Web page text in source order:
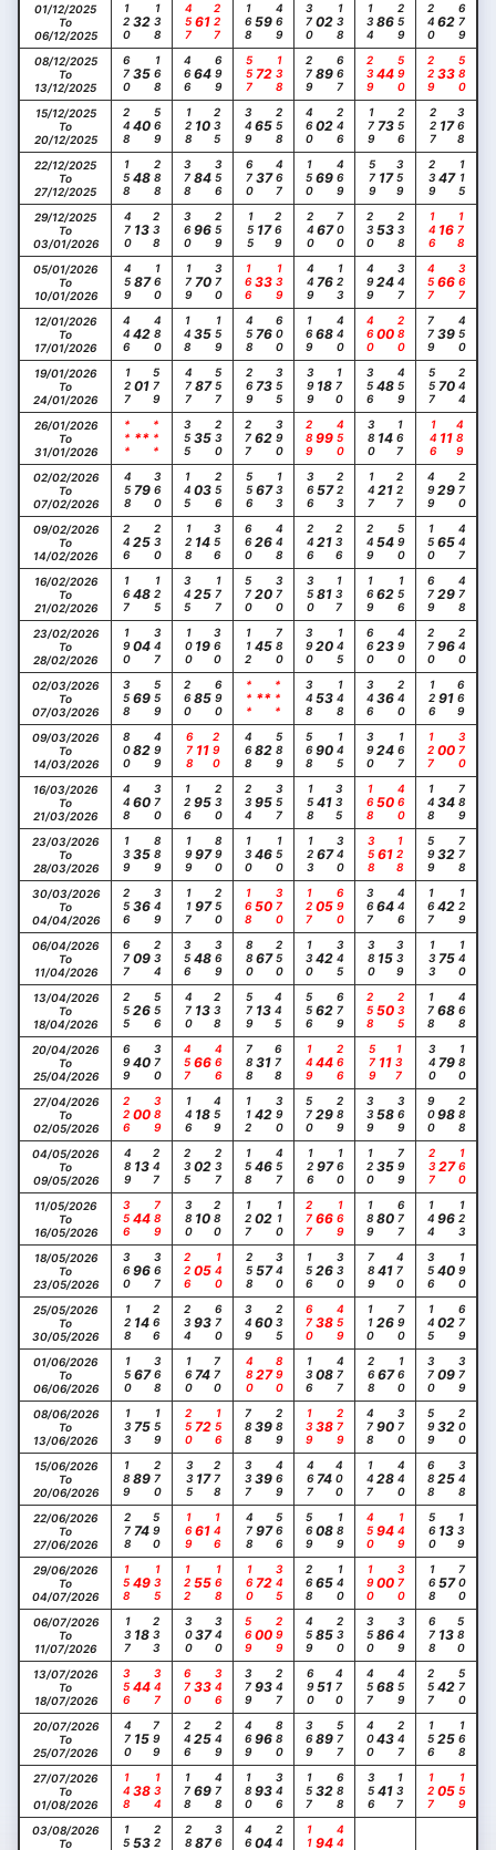
01/12/2025
To
06/12/2025
120 32 138 457 61 227 16859 469 370 02 138 134 86 259 240 62 679
08/12/2025
To
13/12/2025
670 35 168 46664 699 557 72138 279 89 667 239 44 590 229 33 580
15/12/2025
To
20/12/2025
248 40 569 128 10 235 349 65 258 46002 246 179 73256 227 17368
22/12/2025
To
27/12/2025
158 48 288 378 84 356 670 37467 150 69 469 579 17359 239 47115
29/12/2025
To
03/01/2026
470 13 238 36096 259 155 17269 240 67700 230 53 238 146 16 178
05/01/2026
To
10/01/2026
459 87160 179 70370 16633 139 449 76123 49924 347 457 66 367
12/01/2026
To
17/01/2026
446 42 480 148 35 159 458 76600 16968 440 46000 280 779 39 450
19/01/2026
To
24/01/2026
127 01 579 477 87557 269 73355 399 18 170 356 48 459 557 70244
26/01/2026
To
31/01/2026
*** ** *** 355 35 230 277 62 390 289 99 450 380 14 167 146 11 489
02/02/2026
To
07/02/2026
458 79360 145 03 256 556 67133 36657223 147 21 227 49929 270
09/02/2026
To
14/02/2026
246 25 230 128 14 356 66026 448 246 21 236 249 54 590 150 65 447
16/02/2026
To
21/02/2026
16748 125 345 25 177 570 20 370 350 81 137 16962 156 679 29 478
23/02/2026
To
28/02/2026
19004 347 100 19 360 112 45 780 39020 145 66023 490 270 96 240
02/03/2026
To
07/03/2026
358 69 559 26085 690 *** ** *** 348 53 148 346 36 240 126 91 669
09/03/2026
To
14/03/2026
80082 499 678 11 290 46882 589 56890 145 39024 167 127 00 370
16/03/2026
To
21/03/2026
448 60 370 126 95 230 234 95 357 158 41 335 16850 460 148 34 789
23/03/2026
To
28/03/2026
139 35 889 19997890 130 46 150 123 67340 358 61 128 59932 778
30/03/2026
To
04/04/2026
256 36 349 117 97250 16850 370 127 05 690 36764 446 16742 129
06/04/2026
To
11/04/2026
677 09 234 356 48 369 880 67250 130 42 345 380 15 339 133 75140
13/04/2026
To
18/04/2026
255 26 556 470 13 238 579 13 445 556 62 679 258 50 235 178 68 468
20/04/2026
To
25/04/2026
69940 370 457 66 466 788 31 678 149 44 266 579 11 137 340 79180
27/04/2026
To
02/05/2026
226 00 389 146 18 459 112 42 390 570 29 289 339 58 369 90098 288
04/05/2026
To
09/05/2026
489 13 247 235 02 237 158 46 457 126 97160 120 35 799 237 27160
11/05/2026
To
16/05/2026
356 44 789 380 10 280 127 02 110 277 66 169 189 80 677 144 96 123
18/05/2026
To
23/05/2026
36096 367 226 05 140 258 57340 156 26 330 789 41 470 356 40 190
25/05/2026
To
30/05/2026
128 14 266 234 93 670 349 60 235 670 38 459 110 26 790 145 02 679
01/06/2026
To
06/06/2026
150 67368 160 74 770 480 27890 136 08 477 26867160 370 09 379
08/06/2026
To
13/06/2026
133 75159 250 72156 788 39 289 139 38 279 478 90 370 59932 200
15/06/2026
To
20/06/2026
189 89 270 335 17278 337 39 469 467 74 400 147 28 440 688 25 348
22/06/2026
To
27/06/2026
278 74 590 16961 146 478 97566 56908 189 450 94 149 560 13 139
29/06/2026
To
04/07/2026
158 49 135 122 55 168 160 72345 26865 140 19000 370 16857700
06/07/2026
To
11/07/2026
137 18 233 30037340 56900 299 459 85 230 350 86 349 678 13 580
13/07/2026
To
18/07/2026
356 44 347 670 33 346 379 93 247 69051 470 457 68 459 257 42 570
20/07/2026
To
25/07/2026
470 15 799 246 25 249 46996 880 36989 577 40043 247 156 25 168
27/07/2026
To
01/08/2026
148 38 134 178 69 478 180 93 346 157 32 688 356 41 137 127 05 159
03/08/2026
To
53 87 04 94